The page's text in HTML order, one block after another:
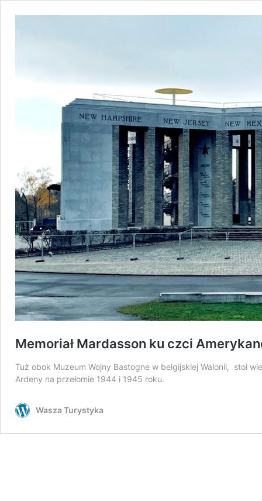
Memoriał Mardasson ku czci
Tuż obok Muzeum Wojny Bastogne w belgijskiej Walonii, stoi
Ardeny na przełomie 1944 i 1945 roku.
Wasza Turystyka